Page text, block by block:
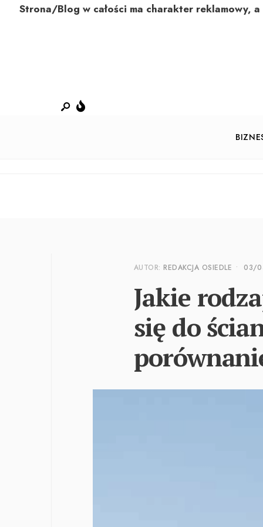
Strona/Blog w całości ma charakter reklamowy,
AUTOR:REDAKCJA OSIEDLE • 03/
Jakie
się do